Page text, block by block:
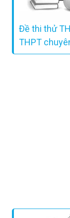
Đề thi thử
THPT
tiết)